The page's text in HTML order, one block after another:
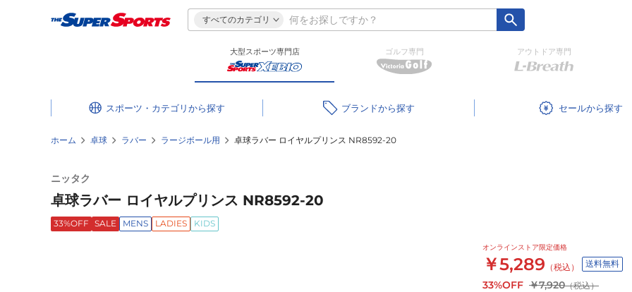
すべてのカテゴリ
大型スポーツ専門店 ゴルフ専門 アウトドア専門
スポーツ・カテゴリ ブランド セール
ホーム 卓球 ラバー ラージボール用 卓球ラバー ロイヤルプリンス NR8592-20
ニッタク
卓球ラバー ロイヤルプリンス NR8592-20
33%OFF SALE MENS LADIES KIDS
オンラインストア限定価格
￥5,289 （税込） 送料無料
33%OFF ￥7,920（税込）